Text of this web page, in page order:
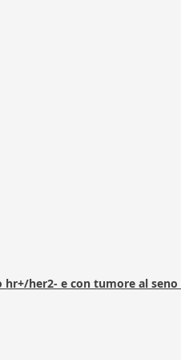
her2- e con tumore al